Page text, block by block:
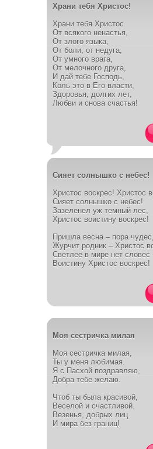
Храни тебя Христос!
Храни тебя Христос
От всякого ненастья,
От злого языка,
От боли, от недуга,
От умного врага,
От мелочного друга,
И дай тебе Господь,
Коль это в Его власти,
Здоровья, долгих лет,
Любви и снова счастья!
Сияет солнышко с небес!
Христос воскрес! Христос
Сияет солнышко с небес!
Зазеленел уж темный лес,
Христос воистину воскрес!
Пришла весна – пора чудес,
Журчит родник – Христос
Светлее в мире нет словес
Воистину Христос воскрес!
Моя сестричка милая
Моя сестричка милая,
Ты у меня любимая.
Я с Пасхой поздравляю,
Добра тебе желаю.
Чтоб ты была красивой,
Веселой и счастливой.
Везенья, добрых лиц
И мира без границ!